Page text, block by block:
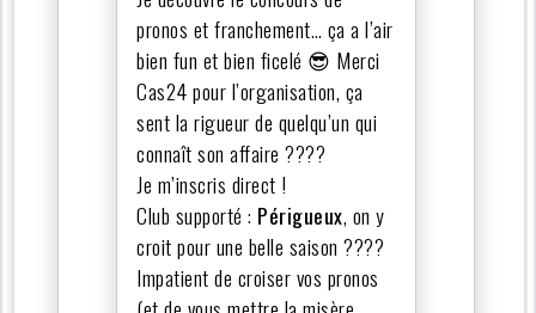
pronos et franchement… ça a l’air
bien fun et bien ficelé 😎 Merci
Cas24 pour l’organisation, ça
sent la rigueur de quelqu’un qui
connaît son affaire ????
Je m’inscris direct !
Club supporté : Périgueux, on y
croit pour une belle saison ????
Impatient de croiser vos pronos